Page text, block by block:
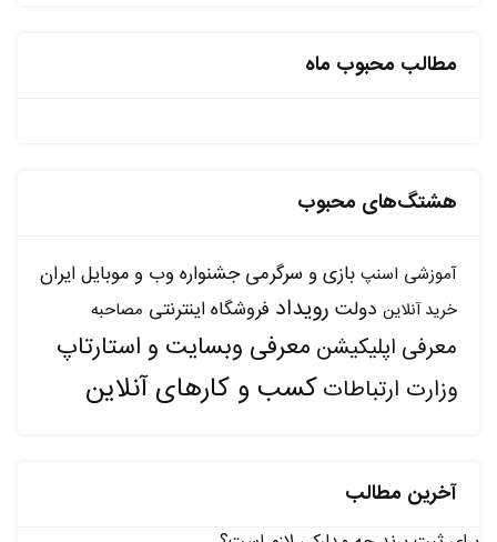
مطالب محبوب ماه
هشتگ‌های محبوب
آموزشی اسنپ بازی و سرگرمی جشنواره وب و موبایل ایران
خرید آنلاین دولت رویداد فروشگاه اینترنتی مصاحبه
معرفی اپلیکیشن معرفی وبسایت و استارتاپ
وزارت ارتباطاتکسب و کارهای آنلاین
آخرین مطالب